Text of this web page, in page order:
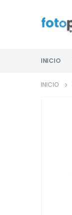
INICIO
INICIO